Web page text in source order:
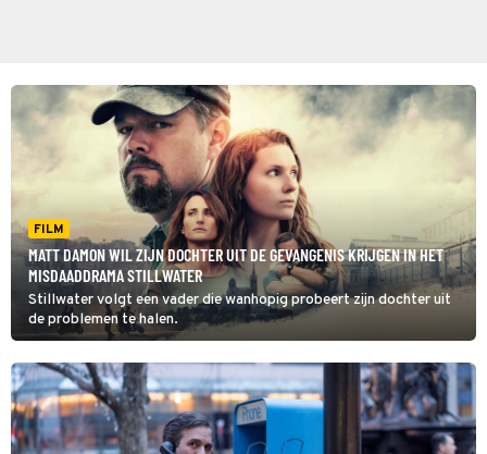
FILM
MATT DAMON WIL ZIJN DOCHTER UIT DE GEVANGENIS KRIJGEN IN HET
MISDAADDRAMA STILLWATER
Stillwater volgt een vader die wanhopig probeert zijn dochter uit
de problemen te halen.